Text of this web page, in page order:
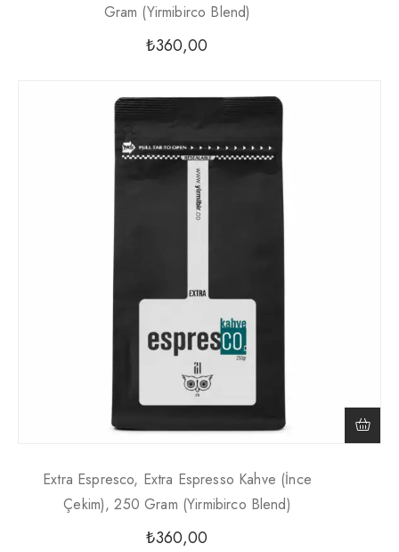
Gram (yirmibirco Blend)
₺360,00
Extra Espresco, Extra Espresso Kahve (İnce
Çekim), 250 Gram (Yirmibirco Blend)
₺360,00